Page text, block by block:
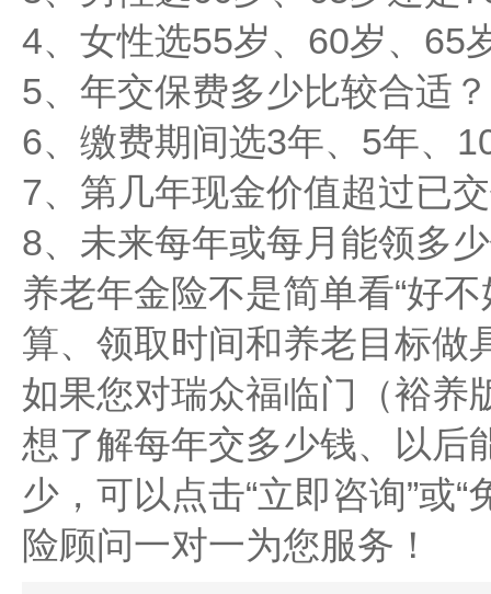
4、女性选55岁、60岁、65
5、年交保费多少比较合适？
6、缴费期间选3年、5年、
7、第几年现金价值超过已
8、未来每年或每月能领多
养老年金险不是简单看“好
算、领取时间和养老目标做
如果您对瑞众福临门（裕养
想了解每年交多少钱、以后
少，可以点击“立即咨询”或
险顾问一对一为您服务！